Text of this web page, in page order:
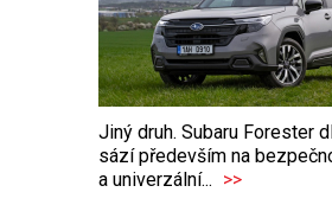
Jiný druh. Subaru Forester
sází především na
a univerzální... >>